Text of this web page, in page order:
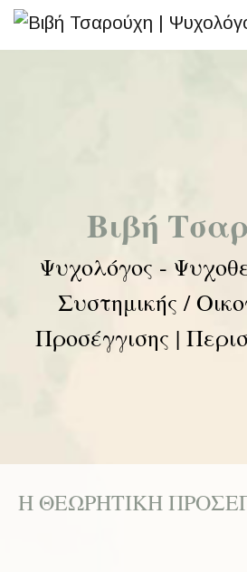
Βιβή
Ψυχολόγος -
Συστημικής /
Προσέγγισης |
Η ΘΕΩΡΗΤΙΚΗ